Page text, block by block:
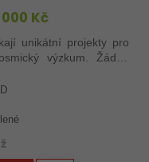
Kč
unikátní projekty pro
výzkum. Žádná